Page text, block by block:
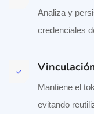
Analiza y
credenciales
Mantiene el
evitando